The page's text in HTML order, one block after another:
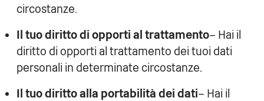
circostanze.
Il tuo diritto di opporti al trattamento– Hai il
diritto di opporti al trattamento dei tuoi dati
personali in determinate circostanze.
Il tuo diritto alla portabilità dei dati– Hai il